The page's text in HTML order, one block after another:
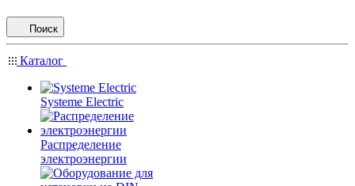
Поиск
Каталог
Systeme Electric
Распределение
электроэнергии